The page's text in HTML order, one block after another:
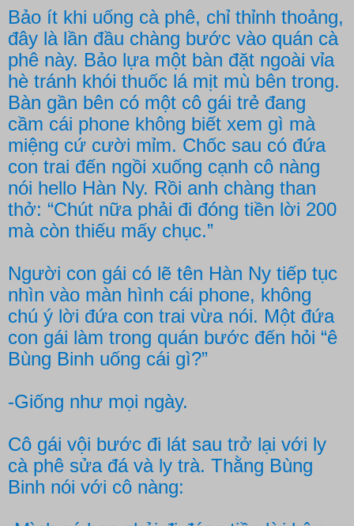
Bảo ít khi uống cà phê, chỉ thỉnh thoảng,
đây là lần đầu chàng bước vào quán cà
phê này. Bảo lựa một bàn đặt ngoài vỉa
hè tránh khói thuốc lá mịt mù bên trong.
Bàn gần bên có một cô gái trẻ đang
cầm cái phone không biết xem gì mà
miệng cứ cười mỉm. Chốc sau có đứa
con trai đến ngồi xuống cạnh cô nàng
nói hello Hàn Ny. Rồi anh chàng than
thở: “Chút nữa phải đi đóng tiền lời 200
mà còn thiếu mấy chục.”
Người con gái có lẽ tên Hàn Ny tiếp tục
nhìn vào màn hình cái phone, không
chú ý lời đứa con trai vừa nói. Một đứa
con gái làm trong quán bước đến hỏi “ê
Bùng Binh uống cái gì?”
-Giống như mọi ngày.
Cô gái vội bước đi lát sau trở lại với ly
cà phê sửa đá và ly trà. Thằng Bùng
Binh nói với cô nàng: